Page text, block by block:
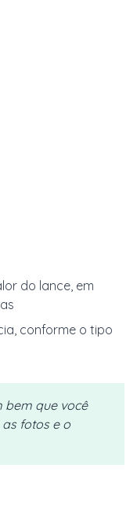
do lance, em
conforme o tipo
bem que você
fotos e o